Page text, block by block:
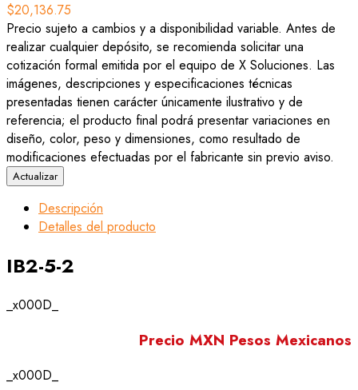
$20,136.75
Precio sujeto a cambios y a disponibilidad variable. Antes de
realizar cualquier depósito, se recomienda solicitar una
cotización formal emitida por el equipo de X Soluciones. Las
imágenes, descripciones y especificaciones técnicas
presentadas tienen carácter únicamente ilustrativo y de
referencia; el producto final podrá presentar variaciones en
diseño, color, peso y dimensiones, como resultado de
modificaciones efectuadas por el fabricante sin previo aviso.
Descripción
Detalles del producto
IB2-5-2
_x000D_
Precio MXN Pesos Mexicanos
_x000D_